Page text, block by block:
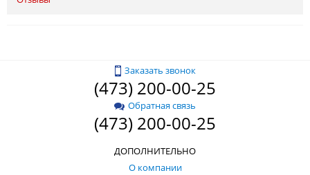
Заказать звонок
(473) 200-00-25
Обратная связь
(473) 200-00-25
ДОПОЛНИТЕЛЬНО
О компании